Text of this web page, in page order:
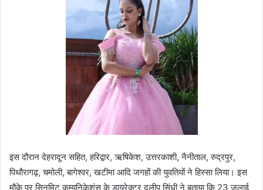
इस दौरान देहरादून सहित, हरिद्वार, ऋषिकेश, उत्तरकाशी, नैनीताल, रुद्रपुर,
पिथौरागढ़, चमोली, बागेश्वर, खटीमा आदि जगहों की युवतियों ने हिस्सा लिया। इस
मौके पर सिनमिट कम्युनिकेशंस के डायरेक्टर दलीप सिंधी ने बताया कि 23 जुलाई